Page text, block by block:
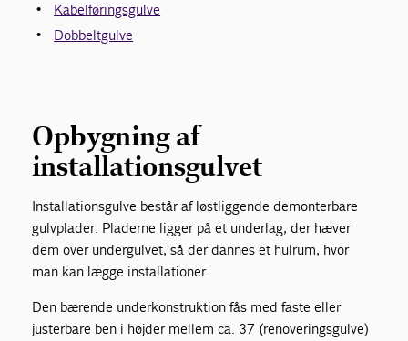
Bliv medlem
Kabelføringsgulve
Dobbeltgulve
Opbygning af
installationsgulvet
Installationsgulve består af løstliggende demonterbare
gulvplader. Pladerne ligger på et underlag, der hæver
dem over undergulvet, så der dannes et hulrum, hvor
man kan lægge installationer.
Den bærende underkonstruktion fås med faste eller
justerbare ben i højder mellem ca. 37 (renoveringsgulve)